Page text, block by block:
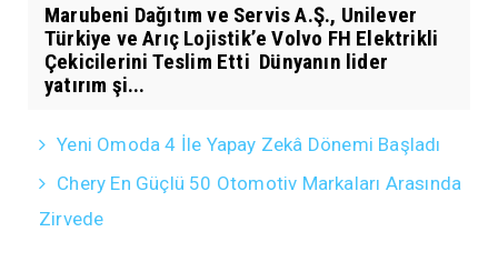
Marubeni Dağıtım ve Servis A.Ş., Unilever
Türkiye ve Arıç Lojistik’e Volvo FH Elektrikli
Çekicilerini Teslim Etti Dünyanın lider
yatırım şi...
Yeni Omoda 4 İle Yapay Zekâ Dönemi Başladı
Chery En Güçlü 50 Otomotiv Markaları Arasında
Zirvede